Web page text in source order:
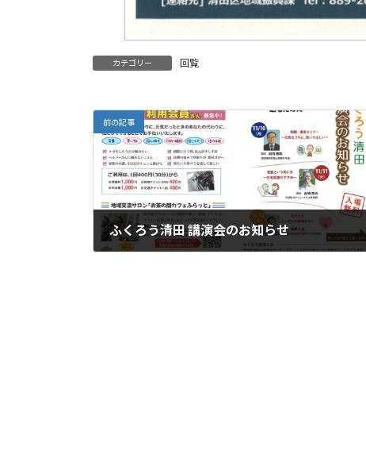
カテゴリー 回覧
前の記事
ふくろう清田 講演会のお知らせ